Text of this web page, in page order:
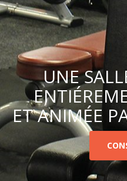
UNE
ET ANIMÉE